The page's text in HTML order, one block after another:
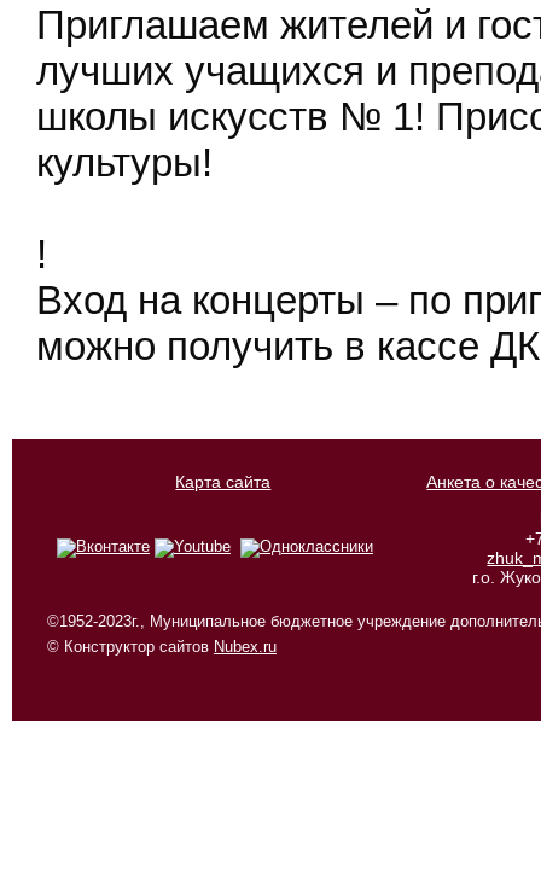
Приглашаем жителей и
лучших учащихся и
школы искусств № 1!
культуры!
!
Вход на концерты – по
можно получить в кассе
Карта сайта
Анкета о
г.о.
©1952-2023г., Муниципальное бюджетное учреждение
© Конструктор сайтов Nubex.ru